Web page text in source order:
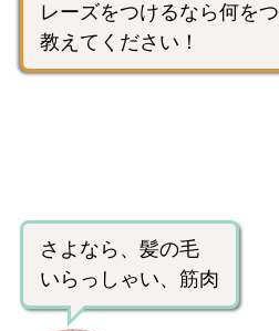
レーズをつけるなら何を
教えてください！
さよなら、髪の毛
いらっしゃい、筋肉